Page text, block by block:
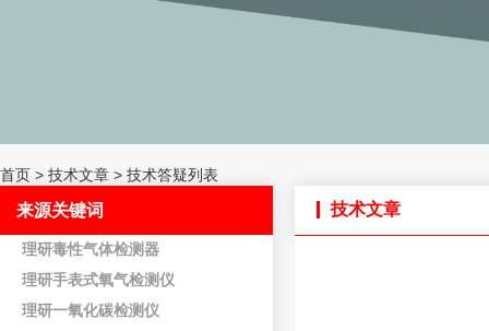
首页 > 技术文章 > 技术答疑列表
来源关键词
理研毒性气体检测器
理研手表式氧气检测仪
理研一氧化碳检测仪
技术文章